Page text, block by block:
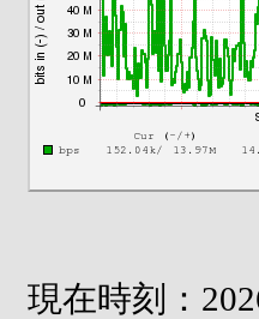
現在時刻：